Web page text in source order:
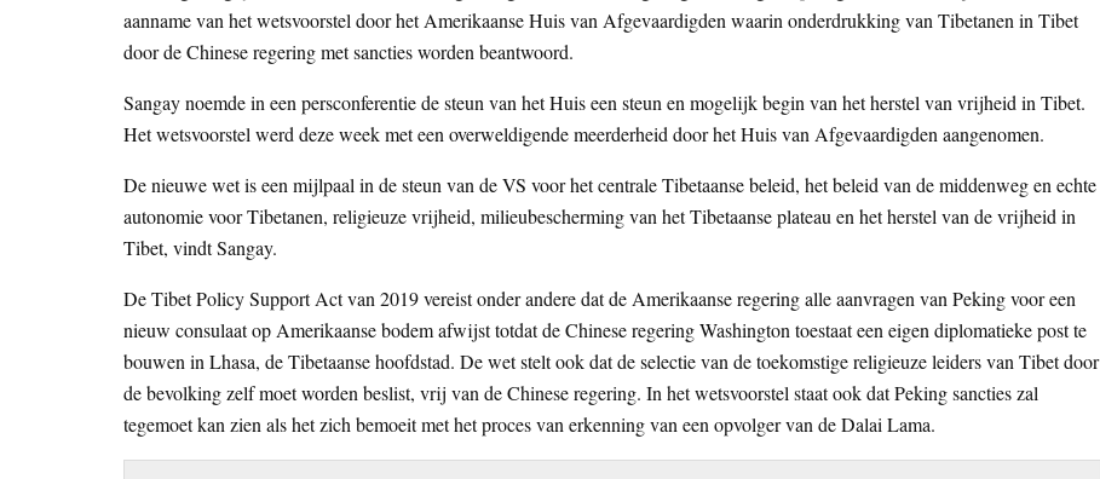
aanname van het wetsvoorstel door het Amerikaanse Huis van Afgevaardigden waarin onderdrukking van Tibetanen in Tibet
door de Chinese regering met sancties worden beantwoord.
Sangay noemde in een persconferentie de steun van het Huis een steun en mogelijk begin van het herstel van vrijheid in Tibet.
Het wetsvoorstel werd deze week met een overweldigende meerderheid door het Huis van Afgevaardigden aangenomen.
De nieuwe wet is een mijlpaal in de steun van de VS voor het centrale Tibetaanse beleid, het beleid van de middenweg en echte
autonomie voor Tibetanen, religieuze vrijheid, milieubescherming van het Tibetaanse plateau en het herstel van de vrijheid in
Tibet, vindt Sangay.
De Tibet Policy Support Act van 2019 vereist onder andere dat de Amerikaanse regering alle aanvragen van Peking voor een
nieuw consulaat op Amerikaanse bodem afwijst totdat de Chinese regering Washington toestaat een eigen diplomatieke post te
bouwen in Lhasa, de Tibetaanse hoofdstad. De wet stelt ook dat de selectie van de toekomstige religieuze leiders van Tibet door
de bevolking zelf moet worden beslist, vrij van de Chinese regering. In het wetsvoorstel staat ook dat Peking sancties zal
tegemoet kan zien als het zich bemoeit met het proces van erkenning van een opvolger van de Dalai Lama.